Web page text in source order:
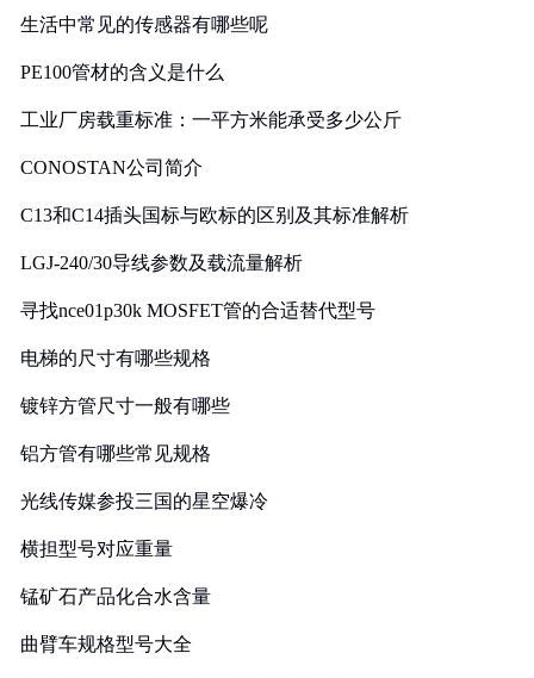
生活中常见的传感器有哪些呢
PE100管材的含义是什么
工业厂房载重标准：一平方米能承受多少公斤
CONOSTAN公司简介
C13和C14插头国标与欧标的区别及其标准解析
LGJ-240/30导线参数及载流量解析
寻找nce01p30k MOSFET管的合适替代型号
电梯的尺寸有哪些规格
镀锌方管尺寸一般有哪些
铝方管有哪些常见规格
光线传媒参投三国的星空爆冷
横担型号对应重量
锰矿石产品化合水含量
曲臂车规格型号大全